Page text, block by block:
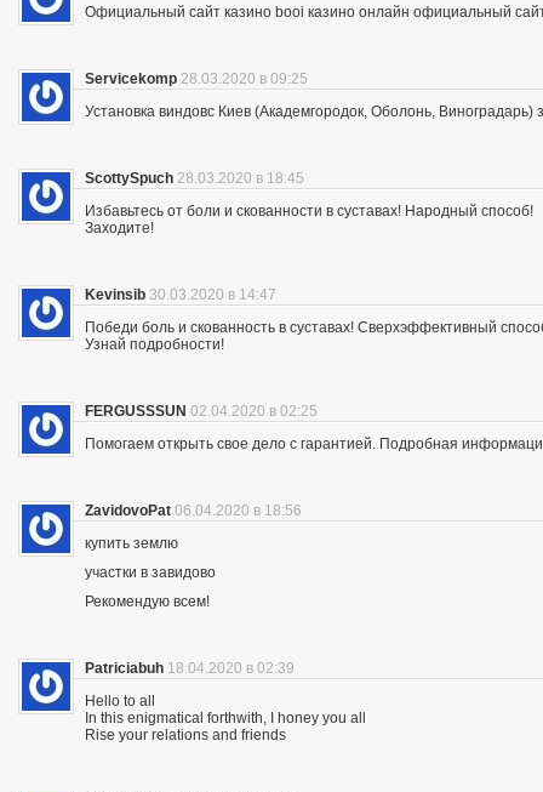
Официальный сайт казино booi казино онлайн официальный
Servicekomp 28.03.2020 в 09:25
Установка виндовс Киев (Академгородок, Оболонь, Виноградарь)
ScottySpuch 28.03.2020 в 18:45
Избавьтесь от боли и скованности в суставах! Народный способ!
Заходите!
Kevinsib 30.03.2020 в 14:47
Победи боль и скованность в суставах! Сверхэффективный
Узнай подробности!
FERGUSSSUN 02.04.2020 в 02:25
Помогаем открыть свое дело с гарантией. Подробная
ZavidovoPat 06.04.2020 в 18:56
купить землю
участки в завидово
Рекомендую всем!
Patriciabuh 18.04.2020 в 02:39
Hello to all
In this enigmatical forthwith, I honey you all
Rise your relations and friends